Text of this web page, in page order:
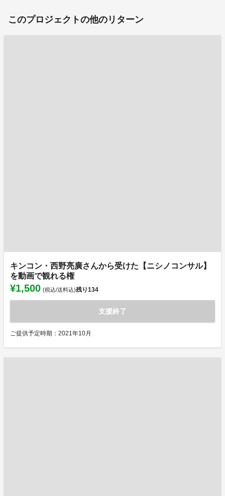
このプロジェクトの他のリターン
キンコン・西野亮廣さんから受けた【ニシノコンサル】
を動画で観れる権
¥1,500 (税込/送料込)残り134
支援終了
ご提供予定時期：2021年10月